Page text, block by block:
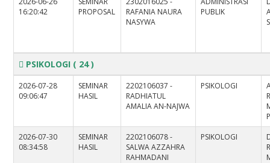
16:20:42
PROPOSAL
RAFANIA NAURA
NASYWA
PUBLIK
PSIKOLOGI ( 24 )
2026-07-28
09:06:47
SEMINAR
HASIL
2202106037 -
RADHIATUL
AMALIA AN-NAJWA
PSIKOLOGI
2026-07-30
08:34:58
SEMINAR
HASIL
2202106078 -
SALWA AZZAHRA
RAHMADANI
PSIKOLOGI